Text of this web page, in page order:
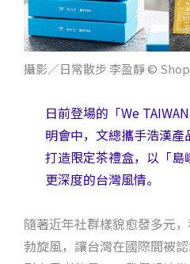
攝影／日常散步 李盈靜 ©
日前登場的「We
明會中，文總攜手浩漢產
打造限定茶禮盒，以「島
更深度的台灣風情。
隨著近年社群樣貌愈發多元
勃旋風，讓台灣在國際間被